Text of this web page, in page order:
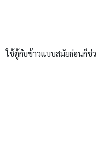
ใช้ตู้กับข้าวแบบสมัยก่อนก็ช่